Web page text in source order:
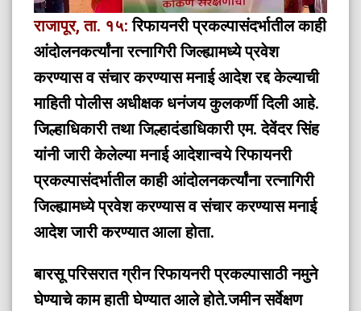
राजापूर, ता. १५: रिफायनरी प्रकल्पासंदर्भातील काही
आंदोलनकर्त्यांना रत्नागिरी जिल्ह्यामध्ये प्रवेश
करण्यास व संचार करण्यास मनाई आदेश रद्द केल्याची
माहिती पोलीस अधीक्षक धनंजय कुलकर्णी दिली आहे.
जिल्हाधिकारी तथा जिल्हादंडाधिकारी एम. देवेंदर सिंह
यांनी जारी केलेल्या मनाई आदेशान्वये रिफायनरी
प्रकल्पासंदर्भातील काही आंदोलनकर्त्यांना रत्नागिरी
जिल्ह्यामध्ये प्रवेश करण्यास व संचार करण्यास मनाई
आदेश जारी करण्यात आला होता.
बारसू परिसरात ग्रीन रिफायनरी प्रकल्पासाठी नमुने
घेण्याचे काम हाती घेण्यात आले होते.जमीन सर्वेक्षण